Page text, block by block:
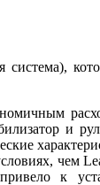
система),
и
чем
к